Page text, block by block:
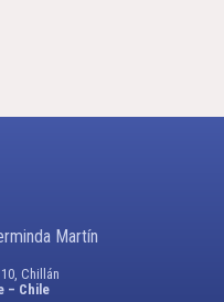
Chillán
– Chile